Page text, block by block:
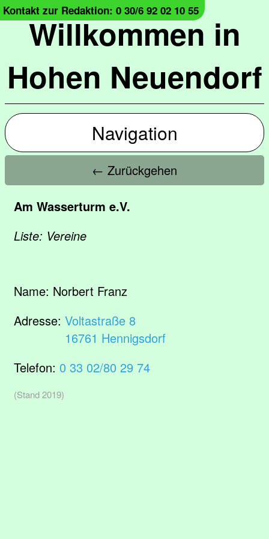
Willkommen in
Hohen Neuendorf
Kontakt zur Redaktion: 0 30/6 92 02 10 55
Navigation
← Zurückgehen
Am Wasserturm e.V.
Liste: Vereine
Name: Norbert Franz
Adresse: Voltastraße 8
16761 Hennigsdorf
Telefon: 0 33 02/80 29 74
(Stand 2019)